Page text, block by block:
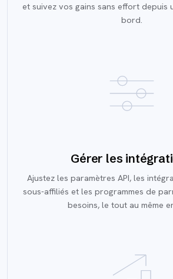
et suivez vos gains sans effort depuis
bord.
Gérer les
Ajustez les paramètres API, les
sous-affiliés et les programmes de
besoins, le tout au même